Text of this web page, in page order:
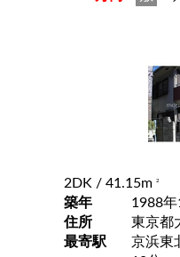
2DK / 41.15m 2
築年
1988年
住所
東京都
最寄駅
京浜東北